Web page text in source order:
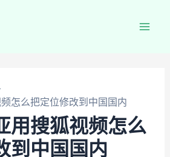
怎么把定位修改到中国国内
用搜狐视频怎么
到中国国内